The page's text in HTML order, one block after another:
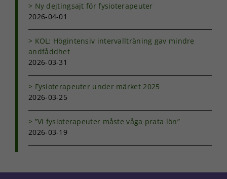
Ny dejtingsajt för fysioterapeuter
2026-04-01
KOL: Högintensiv intervallträning gav mindre
andfåddhet
2026-03-31
Fysioterapeuter under märket 2025
2026-03-25
”Vi fysioterapeuter måste våga prata lön”
2026-03-19